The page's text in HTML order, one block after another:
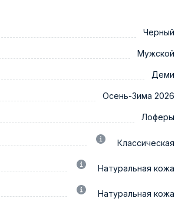
Черный
Мужской
Деми
Осень-Зима 2026
Лоферы
Классическая
Натуральная кожа
Натуральная кожа